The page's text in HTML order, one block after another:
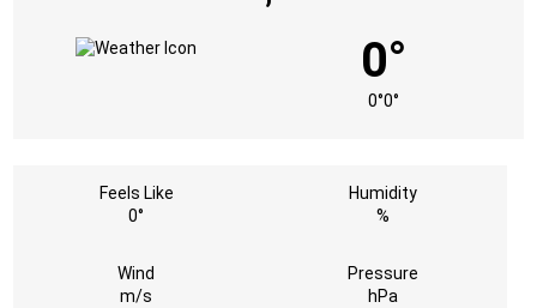
0°
0°0°
Feels Like
0°
Humidity
%
Wind
m/s
Pressure
hPa